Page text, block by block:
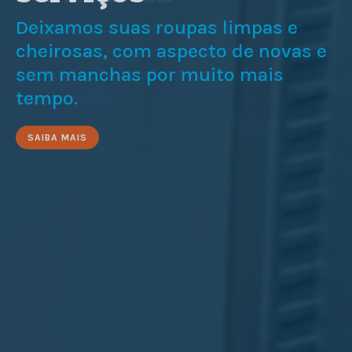
Seguimos atualizados e atentos,
tratando nossos clientes e suas
roupas com todo o cuidado
necessário.
SAIBA MAIS
Deixamos suas roupas limpas e
cheirosas, com aspecto de novas e
sem manchas por muito mais
tempo.
SAIBA MAIS
Antes de ligar a máquina, entenda
que o processo vai desde a
separação das peças até a
secagem.